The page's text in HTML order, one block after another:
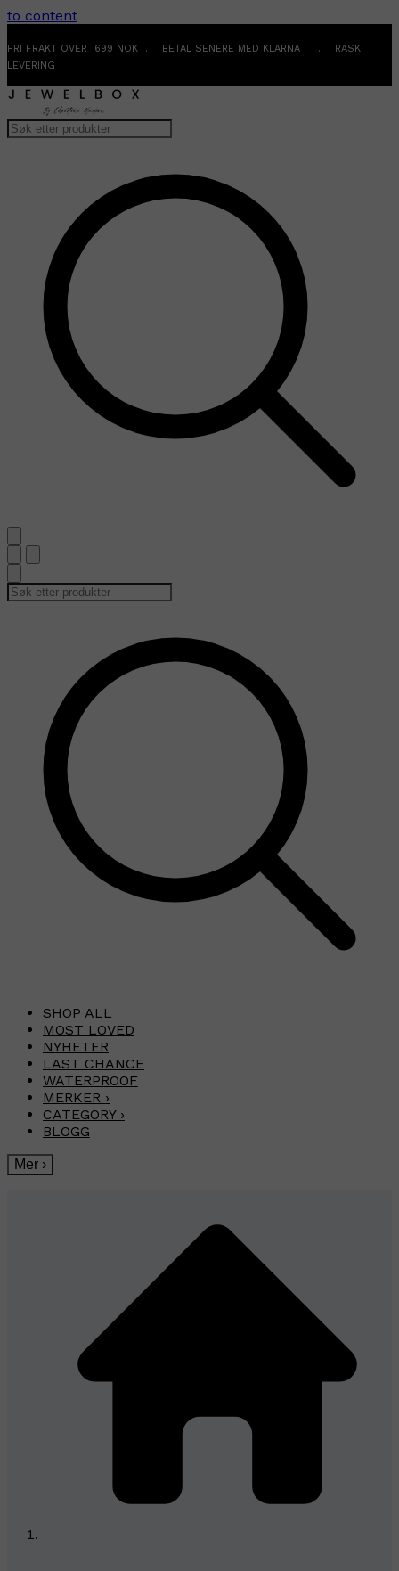
to content
FRI FRAKT OVER 699 NOK . BETAL SENERE MED KLARNA . RASK
LEVERING
SHOP ALL
MOST LOVED
NYHETER
LAST CHANCE
WATERPROOF
MERKER ›
CATEGORY ›
BLOGG
Mer ›